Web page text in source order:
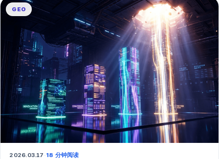
GEO
2026.03.17 ·18 分钟阅读